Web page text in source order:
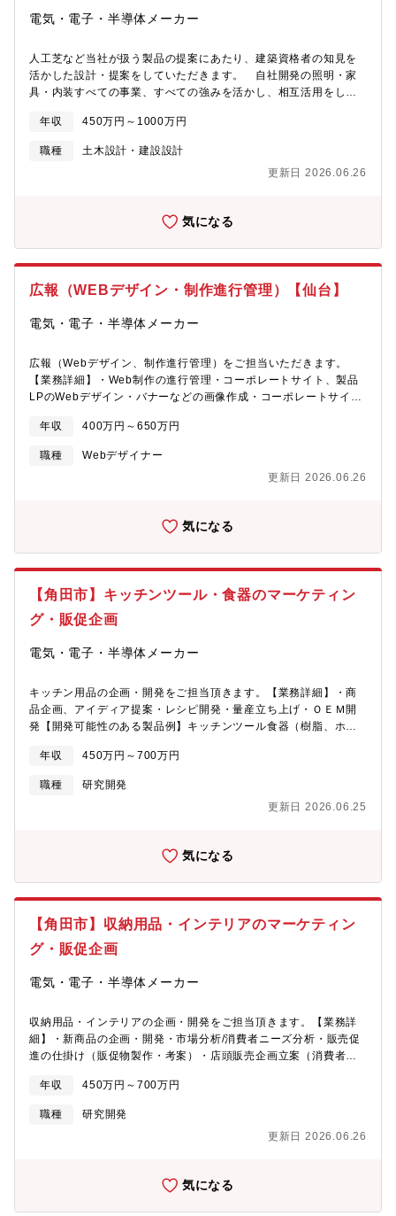
電気・電子・半導体メーカー
人工芝など当社が扱う製品の提案にあたり、建築資格者の知見を
活かした設計・提案をしていただきます。 自社開発の照明・家
具・内装すべての事業、すべての強みを活かし、相互活用をしな
細】・設計（レイアウト図、デザイン図などの提案資料作成
※CAD利用）オフィスや工場・倉庫、スポーツ施設、屋外設備な
ど多様な導入事例があります。・お客様との打ち合わせ、ヒアリ
ング（営業同行）※LED照明・建装/内装（壁材・床材～喫煙ブー
年収 450万円～1000万円
職種
土木設計・建設設計
更新日 2026.06.26
気になる
広報（WEBデザイン・制作進行管理）【仙台】
電気・電子・半導体メーカー
広報（Webデザイン、制作進行管理）をご担当いただきます。
【業務詳細】・Web制作の進行管理・コーポレートサイト、製品
LPのWebデザイン・バナーなどの画像作成・コーポレートサイ
PHP、Javascript、CSS）・サイトメンテナンス（既存サイト修
正、SEO対策等）・サイトメンテナンス（既存のバックエンド修
正）・Webサイトの公開作業・GA等のデータ抽出、分析、資料作
成・バックエンド開発・修正（使用言語：Java、PHP、SQL、そ
年収 400万円～650万円
職種
Webデザイナー
更新日 2026.06.26
気になる
【角田市】キッチンツール・食器のマーケティン
グ・販促企画
電気・電子・半導体メーカー
キッチン用品の企画・開発をご担当頂きます。【業務詳細】・商
品企画、アイディア提案・レシピ開発・量産立ち上げ・ＯＥＭ開
発【開発可能性のある製品例】キッチンツール食器（樹脂、ホー
など）★募集している人材のイメージ・自分のアイデアを具現化
したい方・好奇心を持ち、新しい分野に目標を持ちチャレンジで
きる方・量産品に携わることに喜びを感じられる方（多くの人に
年収 450万円～700万円
職種
研究開発
更新日 2026.06.25
気になる
【角田市】収納用品・インテリアのマーケティン
グ・販促企画
電気・電子・半導体メーカー
収納用品・インテリアの企画・開発をご担当頂きます。【業務詳
細】・新商品の企画・開発・市場分析/消費者ニーズ分析・販売促
進の仕掛け（販促物製作・考案）・店頭販売企画立案（消費者キ
のある製品例】木製家具収納用品（プラスチック、木、金属）イ
ンテリア（テーブル、ラック、テレビ台など））★募集している
人材のイメージ・自分のアイデアを具現化したい方・好奇心を持
ち、新しい分野に目標を持ちチャレンジできる方・量産品に携わ
年収 450万円～700万円
職種
研究開発
更新日 2026.06.26
気になる